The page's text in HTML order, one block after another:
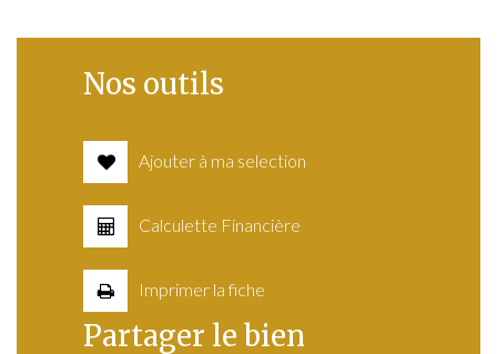
Nos outils
Ajouter à ma selection
Calculette Financière
Imprimer la fiche
Partager le bien